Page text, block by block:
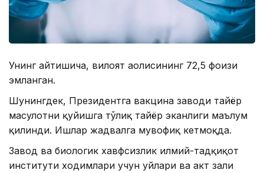
Унинг айтишича, вилоят аҳолисининг 72,5 фоизи
эмланган.
Шунингдек, Президентга вакцина заводи тайёр
маҳсулотни қуйишга тўлиқ тайёр эканлиги маълум
қилинди. Ишлар жадвалга мувофиқ кетмоқда.
Завод ва биологик хавфсизлик илмий-тадқиқот
институти ходимлари учун уйлари ва акт зали